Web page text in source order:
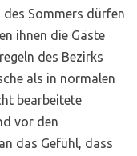
Sommers dürfen
ihnen die Gäste
des Bezirks
als in normalen
bearbeitete
vor den
das Gefühl, dass